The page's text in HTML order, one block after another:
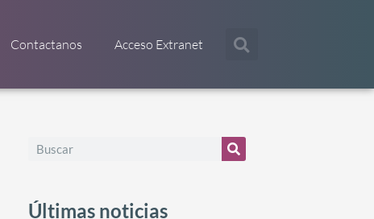
Contactanos Acceso Extranet
Últimas noticias